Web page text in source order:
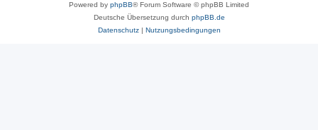
Powered by phpBB® Forum Software © phpBB Limited
Deutsche Übersetzung durch phpBB.de
Datenschutz| Nutzungsbedingungen